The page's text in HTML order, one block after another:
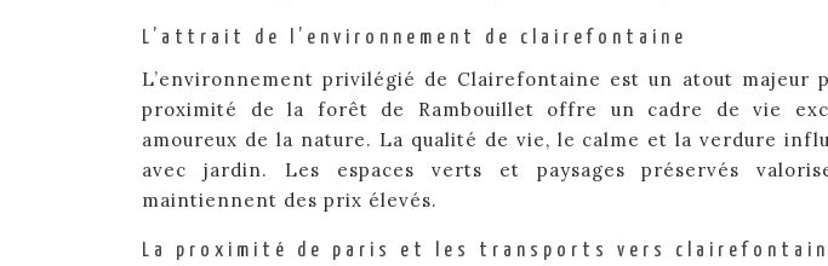
L’attrait de l’environnement de clairefontaine
L’environnement privilégié de Clairefontaine est un atout majeur
proximité de la forêt de Rambouillet offre un cadre de vie
amoureux de la nature. La qualité de vie, le calme et la verdure
avec jardin. Les espaces verts et paysages préservés
maintiennent des prix élevés.
La proximité de paris et les transports vers